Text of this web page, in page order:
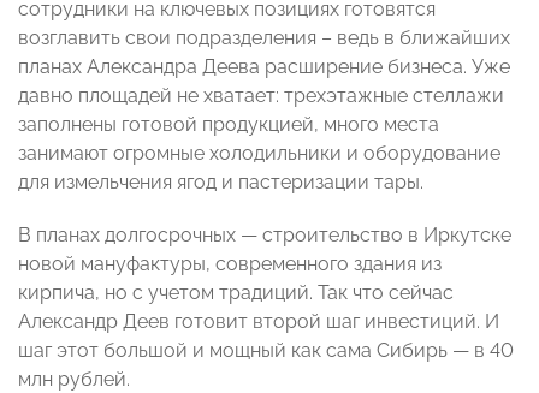
сотрудники на ключевых позициях готовятся
возглавить свои подразделения – ведь в ближайших
планах Александра Деева расширение бизнеса. Уже
давно площадей не хватает: трехэтажные стеллажи
заполнены готовой продукцией, много места
занимают огромные холодильники и оборудование
для измельчения ягод и пастеризации тары.
В планах долгосрочных — строительство в Иркутске
новой мануфактуры, современного здания из
кирпича, но с учетом традиций. Так что сейчас
Александр Деев готовит второй шаг инвестиций. И
шаг этот большой и мощный как сама Сибирь — в 40
млн рублей.